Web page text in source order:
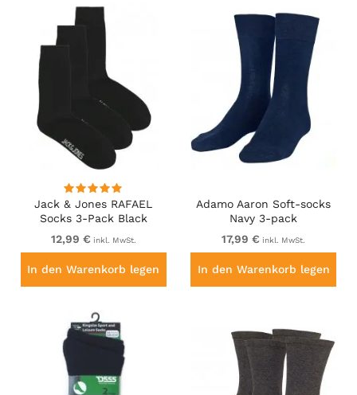
Jack & Jones RAFAEL
Socks 3-Pack Black
12,99 € inkl. MwSt.
In den Warenkorb legen
Adamo Aaron Soft-socks
Navy 3-pack
17,99 € inkl. MwSt.
In den Warenkorb legen